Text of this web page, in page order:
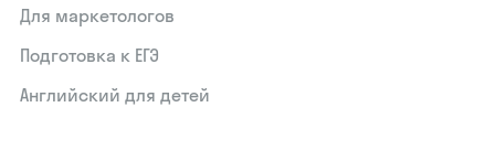
Для маркетологов
Подготовка к ЕГЭ
Английский для детей